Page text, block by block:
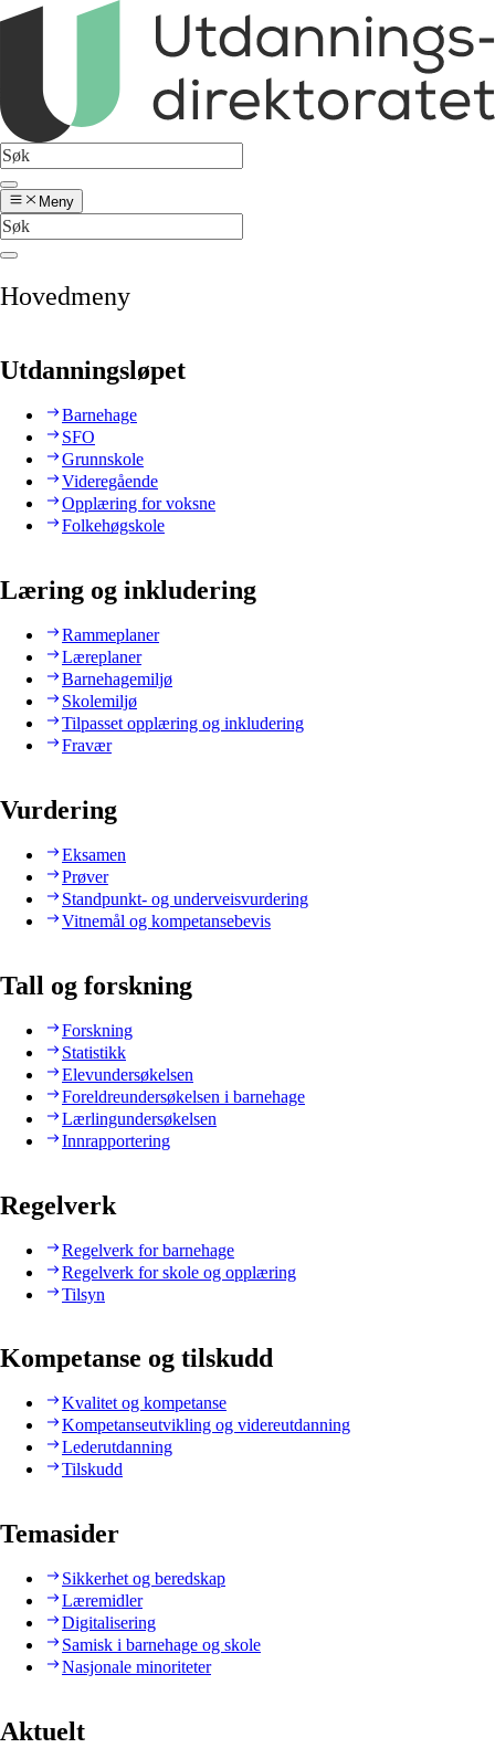
Meny
Hovedmeny
Utdanningsløpet
Barnehage
SFO
Grunnskole
Videregående
Opplæring for voksne
Folkehøgskole
Læring og inkludering
Rammeplaner
Læreplaner
Barnehagemiljø
Skolemiljø
Tilpasset opplæring og inkludering
Fravær
Vurdering
Eksamen
Prøver
Standpunkt- og underveisvurdering
Vitnemål og kompetansebevis
Tall og forskning
Forskning
Statistikk
Elevundersøkelsen
Foreldreundersøkelsen i barnehage
Lærlingundersøkelsen
Innrapportering
Regelverk
Regelverk for barnehage
Regelverk for skole og opplæring
Tilsyn
Kompetanse og tilskudd
Kvalitet og kompetanse
Kompetanseutvikling og videreutdanning
Lederutdanning
Tilskudd
Temasider
Sikkerhet og beredskap
Læremidler
Digitalisering
Samisk i barnehage og skole
Nasjonale minoriteter
Aktuelt